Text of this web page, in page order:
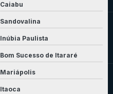
Caiabu
Sandovalina
Inúbia Paulista
Bom Sucesso de Itararé
Mariápolis
Itaoca